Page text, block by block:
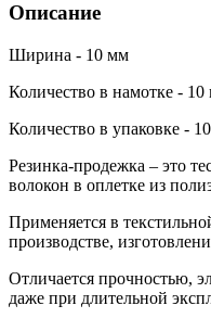
Описание
Ширина - 10 мм
Количество в намотке - 10
Количество в упаковке -
Резинка-продежка – это
волокон в оплетке из
Применяется в
производстве,
Отличается прочностью,
даже при длительной